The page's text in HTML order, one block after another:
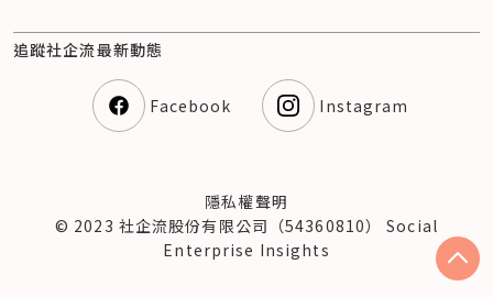
追蹤社企流最新動態
Facebook Instagram
隱私權聲明
© 2023 社企流股份有限公司（54360810） Social
Enterprise Insights